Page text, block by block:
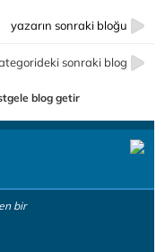
yazarın sonraki bloğu
sonraki blog
blog getir
bir